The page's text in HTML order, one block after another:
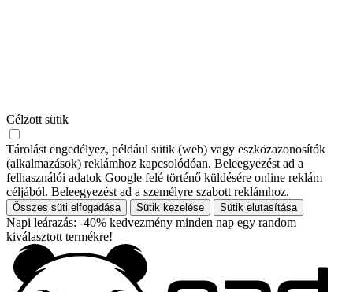
Célzott sütik
Tárolást engedélyez, például sütik (web) vagy eszközazonosítók
(alkalmazások) reklámhoz kapcsolódóan. Beleegyezést ad a
felhasználói adatok Google felé történő küldésére online reklám
céljából. Beleegyezést ad a személyre szabott reklámhoz.
Összes süti elfogadása Sütik kezelése Sütik elutasítása
Napi leárazás: -40% kedvezmény minden nap egy random
kiválasztott termékre!